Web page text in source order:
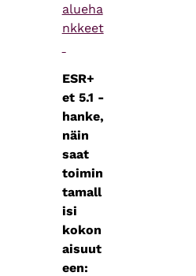
alueha
nkkeet
ESR+
et 5.1 -
hanke,
näin
saat
toimin
tamall
isi
kokon
aisuut
een: